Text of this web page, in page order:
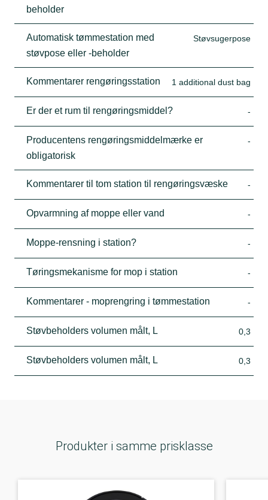
beholder
Automatisk tømmestation med
støvpose eller -beholder
Støvsugerpose
Kommentarer rengøringsstation 1 additional dust bag
Er der et rum til rengøringsmiddel? -
Producentens rengøringsmiddelmærke er
obligatorisk
-
Kommentarer til tom station til rengøringsvæske -
Opvarmning af moppe eller vand -
Moppe-rensning i station? -
Tøringsmekanisme for mop i station -
Kommentarer - moprengring i tømmestation -
Støvbeholders volumen målt, L 0,3
Støvbeholders volumen målt, L 0,3
Produkter i samme prisklasse